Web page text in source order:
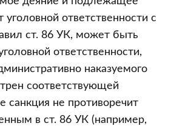
ответственности с
ст. 86 УК, может быть
ответственности,
наказуемого
соответствующей
санкция не противоречит
в ст. 86 УК (например,